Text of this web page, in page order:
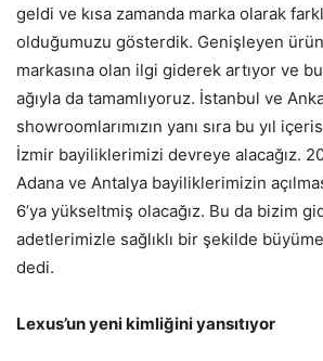
geldi ve kısa zamanda marka olarak
olduğumuzu gösterdik. Genişleyen ürün
markasına olan ilgi giderek artıyor ve
ağıyla da tamamlıyoruz. İstanbul ve
showroomlarımızın yanı sıra bu yıl
İzmir bayiliklerimizi devreye alacağız.
Adana ve Antalya bayiliklerimizin
6’ya yükseltmiş olacağız. Bu da bizim
adetlerimizle sağlıklı bir şekilde
dedi.
Lexus’un yeni kimliğini yansıtıyor